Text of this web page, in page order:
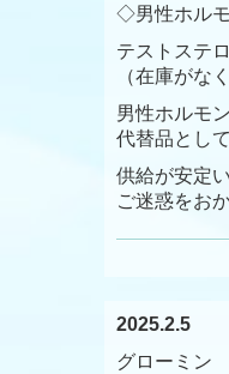
◇男性ホル
テストステ
（在庫がな
男性ホルモ
代替品とし
供給が安定
ご迷惑をお
2025.2.5
グローミン